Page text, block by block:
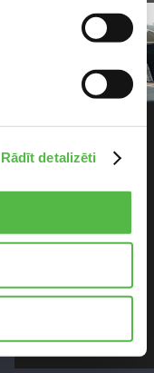
Rādīt detalizēti
VISAS